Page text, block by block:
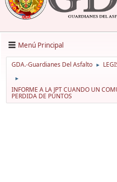
Menú Principal
GDA.-Guardianes Del Asfalto ►
►
INFORME A LA JPT CUANDO UN
PERDIDA DE PUNTOS